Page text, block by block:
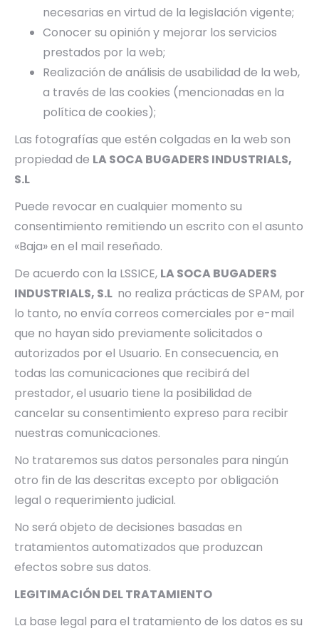
necesarias en virtud de la legislación vigente;
Conocer su opinión y mejorar los servicios
prestados por la web;
Realización de análisis de usabilidad de la web,
a través de las cookies (mencionadas en la
política de cookies);
Las fotografías que estén colgadas en la web son
propiedad de LA SOCA BUGADERS INDUSTRIALS,
S.L
Puede revocar en cualquier momento su
consentimiento remitiendo un escrito con el asunto
«Baja» en el mail reseñado.
De acuerdo con la LSSICE, LA SOCA BUGADERS
INDUSTRIALS, S.L no realiza prácticas de SPAM, por
lo tanto, no envía correos comerciales por e-mail
que no hayan sido previamente solicitados o
autorizados por el Usuario. En consecuencia, en
todas las comunicaciones que recibirá del
prestador, el usuario tiene la posibilidad de
cancelar su consentimiento expreso para recibir
nuestras comunicaciones.
No trataremos sus datos personales para ningún
otro fin de las descritas excepto por obligación
legal o requerimiento judicial.
No será objeto de decisiones basadas en
tratamientos automatizados que produzcan
efectos sobre sus datos.
LEGITIMACIÓN DEL TRATAMIENTO
La base legal para el tratamiento de los datos es su